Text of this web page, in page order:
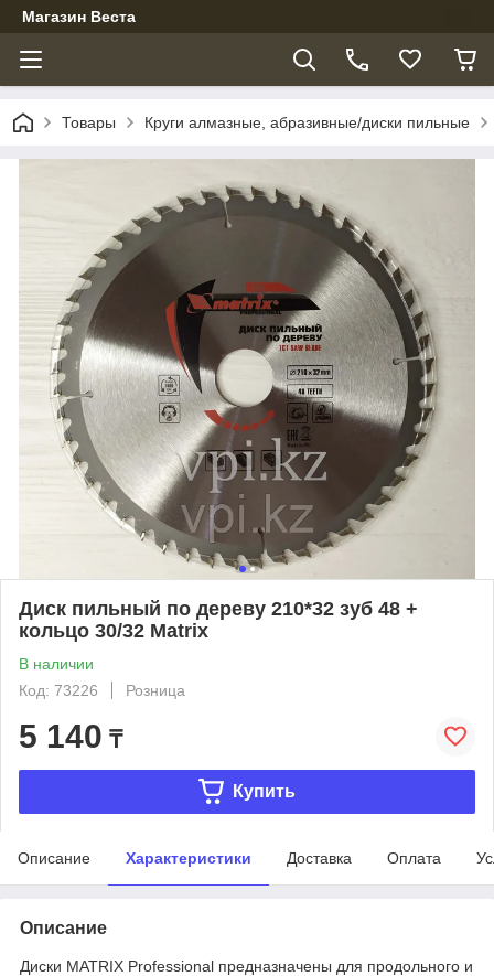
Магазин Веста
Товары Круги алмазные, абразивные/диски пильные
Диск пильный по дереву 210*32 зуб 48 +
кольцо 30/32 Matrix
В наличии
Код: 73226
Розница
5 140 ₸
Купить
Описание Характеристики Доставка Оплата
Описание
Диски MATRIX Professional предназначены для продольного и